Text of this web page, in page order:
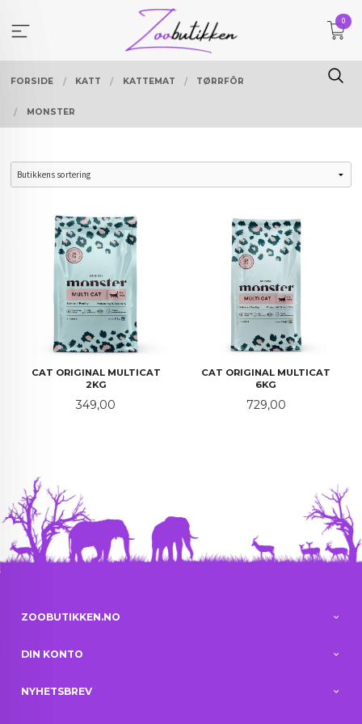
innholdet
0
FORSIDE KATT KATTEMAT TØRRFÔR
MONSTER
CAT ORIGINAL MULTICAT
2KG
Pris
349,00
CAT ORIGINAL MULTICAT
6KG
Pris
729,00
ZOOBUTIKKEN.NO
DIN KONTO
NYHETSBREV